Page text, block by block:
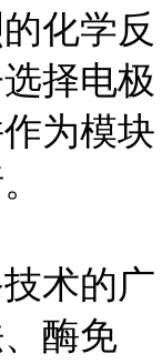
化学反
择电极
为模块
术的广
酶免